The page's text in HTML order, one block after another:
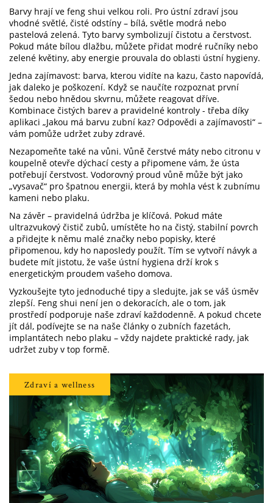
Barvy hrají ve feng shui velkou roli. Pro ústní zdraví jsou
vhodné světlé, čisté odstíny – bílá, světle modrá nebo
pastelová zelená. Tyto barvy symbolizují čistotu a čerstvost.
Pokud máte bílou dlažbu, můžete přidat modré ručníky nebo
zelené květiny, aby energie prouvala do oblasti ústní hygieny.
Jedna zajímavost: barva, kterou vidíte na kazu, často napovídá,
jak daleko je poškození. Když se naučíte rozpoznat první
šedou nebo hnědou skvrnu, můžete reagovat dříve.
Kombinace čistých barev a pravidelné kontroly - třeba díky
aplikaci „Jakou má barvu zubní kaz? Odpovědi a zajímavosti“ –
vám pomůže udržet zuby zdravé.
Nezapomeňte také na vůni. Vůně čerstvé máty nebo citronu v
koupelně otevře dýchací cesty a připomene vám, že ústa
potřebují čerstvost. Vodorovný proud vůně může být jako
„vysavač“ pro špatnou energii, která by mohla vést k zubnímu
kameni nebo plaku.
Na závěr – pravidelná údržba je klíčová. Pokud máte
ultrazvukový čistič zubů, umístěte ho na čistý, stabilní povrch
a přidejte k němu malé značky nebo popisky, které
připomenou, kdy ho naposledy použít. Tím se vytvoří návyk a
budete mít jistotu, že vaše ústní hygiena drží krok s
energetickým proudem vašeho domova.
Vyzkoušejte tyto jednoduché tipy a sledujte, jak se váš úsměv
zlepší. Feng shui není jen o dekoracích, ale o tom, jak
prostředí podporuje naše zdraví každodenně. A pokud chcete
jít dál, podívejte se na naše články o zubních fazetách,
implantátech nebo plaku – vždy najdete praktické rady, jak
udržet zuby v top formě.
Zdraví a wellness